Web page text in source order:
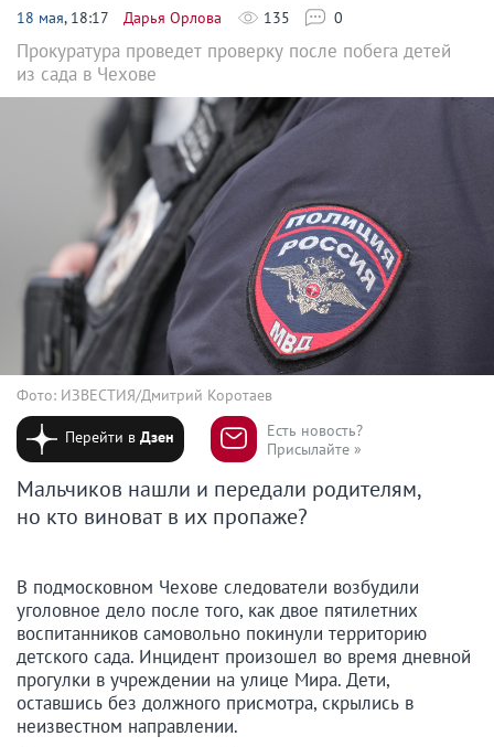
18 мая, 18:17 Дарья Орлова 135 0
Прокуратура проведет проверку после побега детей
из сада в Чехове
Фото: ИЗВЕСТИЯ/Дмитрий Коротаев
Перейти вДзен
Есть новость?
Присылайте »
Мальчиков нашли и передали родителям,
но кто виноват в их пропаже?
В подмосковном Чехове следователи возбудили
уголовное дело после того, как двое пятилетних
воспитанников самовольно покинули территорию
детского сада. Инцидент произошел во время дневной
прогулки в учреждении на улице Мира. Дети,
оставшись без должного присмотра, скрылись в
неизвестном направлении.